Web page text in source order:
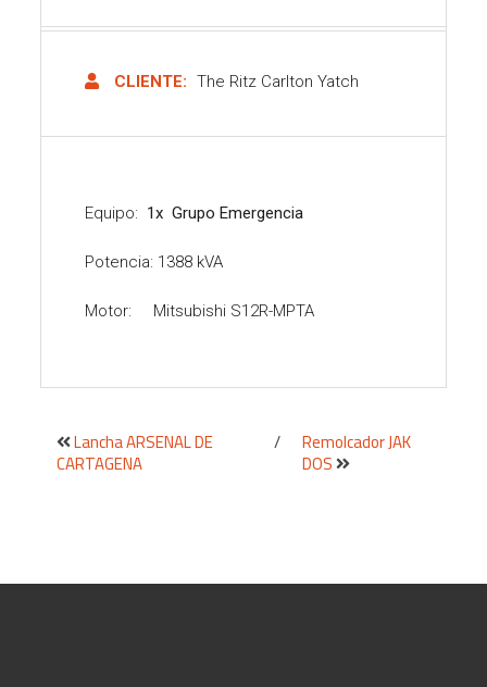
CLIENTE: The Ritz Carlton Yatch
Equipo: 1x Grupo Emergencia
Potencia: 1388 kVA
Motor: Mitsubishi S12R-MPTA
Lancha ARSENAL DE
CARTAGENA
/ Remolcador JAK
DOS